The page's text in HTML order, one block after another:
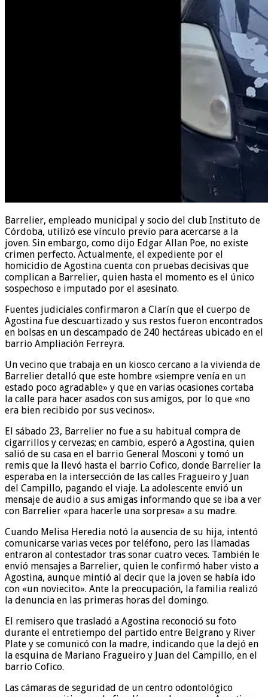
Barrelier, empleado municipal y socio del club Instituto de
Córdoba, utilizó ese vínculo previo para acercarse a la
joven. Sin embargo, como dijo Edgar Allan Poe, no existe
crimen perfecto. Actualmente, el expediente por el
homicidio de Agostina cuenta con pruebas decisivas que
complican a Barrelier, quien hasta el momento es el único
sospechoso e imputado por el asesinato.
Fuentes judiciales confirmaron a Clarín que el cuerpo de
Agostina fue descuartizado y sus restos fueron encontrados
en bolsas en un descampado de 240 hectáreas ubicado en el
barrio Ampliación Ferreyra.
Un vecino que trabaja en un kiosco cercano a la vivienda de
Barrelier detalló que este hombre «siempre venía en un
estado poco agradable» y que en varias ocasiones cortaba
la calle para hacer asados con sus amigos, por lo que «no
era bien recibido por sus vecinos».
El sábado 23, Barrelier no fue a su habitual compra de
cigarrillos y cervezas; en cambio, esperó a Agostina, quien
salió de su casa en el barrio General Mosconi y tomó un
remis que la llevó hasta el barrio Cofico, donde Barrelier la
esperaba en la intersección de las calles Fragueiro y Juan
del Campillo, pagando el viaje. La adolescente envió un
mensaje de audio a sus amigas informando que se iba a ver
con Barrelier «para hacerle una sorpresa» a su madre.
Cuando Melisa Heredia notó la ausencia de su hija, intentó
comunicarse varias veces por teléfono, pero las llamadas
entraron al contestador tras sonar cuatro veces. También le
envió mensajes a Barrelier, quien le confirmó haber visto a
Agostina, aunque mintió al decir que la joven se había ido
con «un noviecito». Ante la preocupación, la familia realizó
la denuncia en las primeras horas del domingo.
El remisero que trasladó a Agostina reconoció su foto
durante el entretiempo del partido entre Belgrano y River
Plate y se comunicó con la madre, indicando que la dejó en
la esquina de Mariano Fragueiro y Juan del Campillo, en el
barrio Cofico.
Las cámaras de seguridad de un centro odontológico